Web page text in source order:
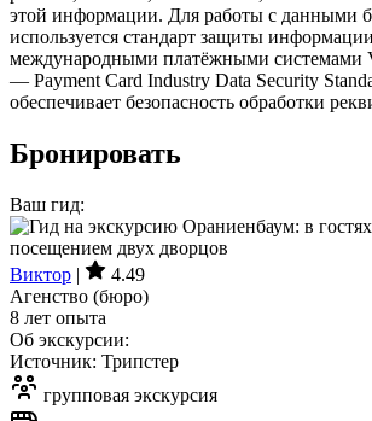
этой информации. Для работы с данными
используется стандарт защиты
международными платёжными системами
— Payment Card Industry Data Security
обеспечивает безопасность обработки
Бронировать
Ваш гид:
Виктор |
4.49
Агенство (бюро)
8 лет опыта
Об экскурсии:
Источник: Трипстер
групповая экскурсия